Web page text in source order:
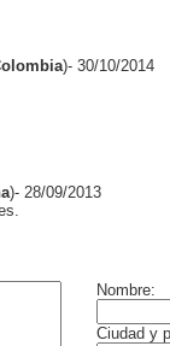
)- 30/10/2014
)- 28/09/2013